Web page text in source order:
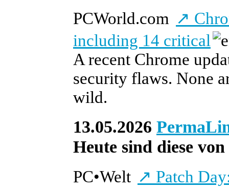
PCWorld.com ↗
including 14 critical
A recent Chrome
security flaws. None
wild.
13.05.2026
Heute sind diese
PC•Welt ↗ Patch